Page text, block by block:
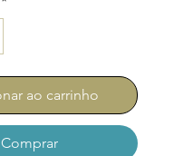
ao carrinho
Comprar